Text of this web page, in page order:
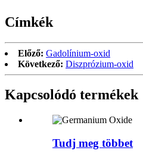
Címkék
Előző: Gadolínium-oxid
Következő: Diszprózium-oxid
Kapcsolódó termékek
Tudj meg többet